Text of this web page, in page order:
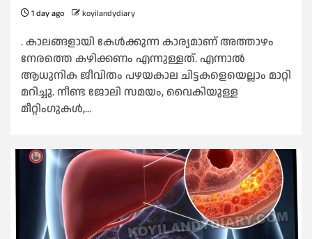
1 day ago koyilandydiary
. കാലങ്ങളായി കേള്‍ക്കുന്ന കാര്യമാണ് അത്താഴം
നേരത്തെ കഴിക്കണം എന്നുള്ളത്. എന്നാല്‍
ആധുനിക ജീവിതം പഴയകാല ചിട്ടകളെയെല്ലാം മാറ്റി
മറിച്ചു. നീണ്ട ജോലി സമയം, വൈകിയുള്ള
മീറ്റിംഗുകള്‍,...